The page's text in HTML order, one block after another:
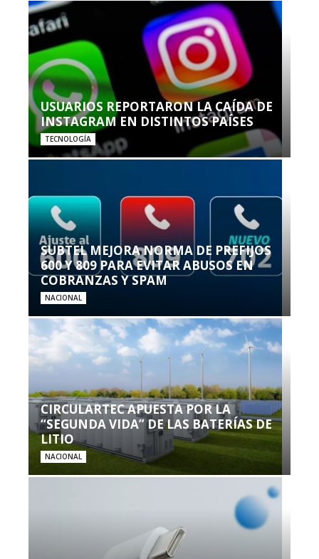
USUARIOS REPORTARON LA CAÍDA DE
INSTAGRAM EN DISTINTOS PAÍSES
TECNOLOGÍA
SUBTEL MEJORA NORMA DE PREFIJOS
600 Y 809 PARA EVITAR ABUSOS EN
COBRANZAS Y SPAM
NACIONAL
CIRCULARTEC APUESTA POR LA
“SEGUNDA VIDA” DE LAS BATERÍAS DE
LITIO
NACIONAL